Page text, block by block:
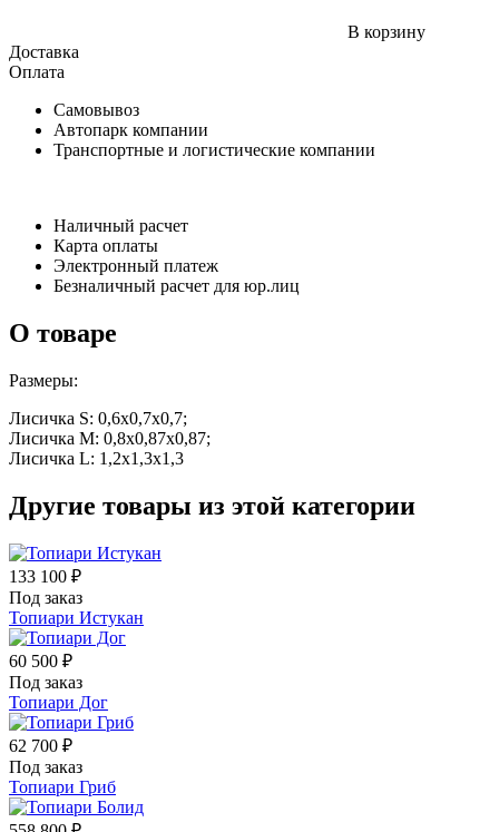
В корзину
Доставка
Оплата
Самовывоз
Автопарк компании
Транспортные и логистические компании
Наличный расчет
Карта оплаты
Электронный платеж
Безналичный расчет для юр.лиц
О товаре
Размеры:
Лисичка S: 0,6х0,7х0,7;
Лисичка M: 0,8х0,87х0,87;
Лисичка L: 1,2х1,3х1,3
Другие товары из этой категории
133 100 ₽
Под заказ
Топиари Истукан
60 500 ₽
Под заказ
Топиари Дог
62 700 ₽
Под заказ
Топиари Гриб